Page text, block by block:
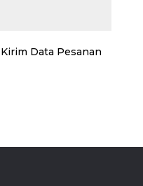
Kirim Data Pesanan